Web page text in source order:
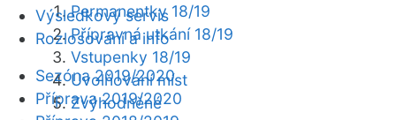
Permanentky 18/19
Přípravná utkání 18/19
Vstupenky 18/19
Uvolňování míst
Zvýhodněné
Výsledkový servis
Rozlosování a info
Sezóna 2019/2020
Příprava 2019/2020